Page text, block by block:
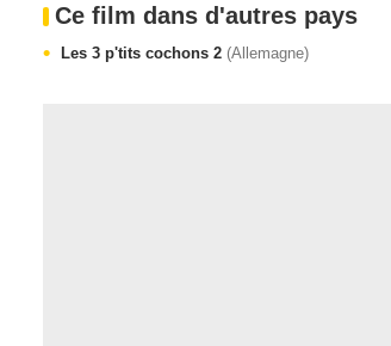
Ce film dans d'autres pays
Les 3 p'tits cochons 2 (Allemagne)